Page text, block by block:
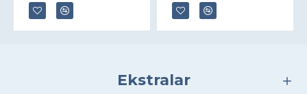
Ekstralar